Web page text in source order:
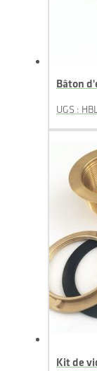
Bâton
UGS :
Kit de